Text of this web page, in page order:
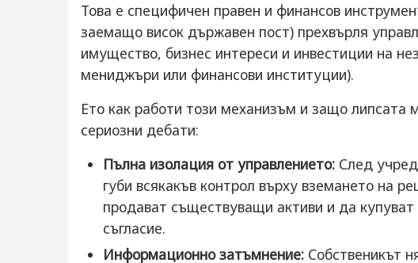
Това е специфичен правен и финансов
заемащо висок държавен пост) прехвърля
имущество, бизнес интереси и инвестиции на
мениджъри или финансови институции).
Ето как работи този механизъм и защо липсата
сериозни дебати:
Пълна изолация от управлението: След
губи всякакъв контрол върху вземането на
продават съществуващи активи и да
съгласие.
Информационно затъмнение: Собственикът